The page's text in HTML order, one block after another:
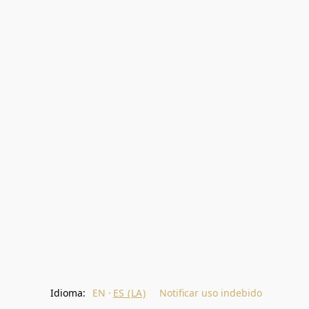
Idioma: EN ES (LA) Notificar uso indebido